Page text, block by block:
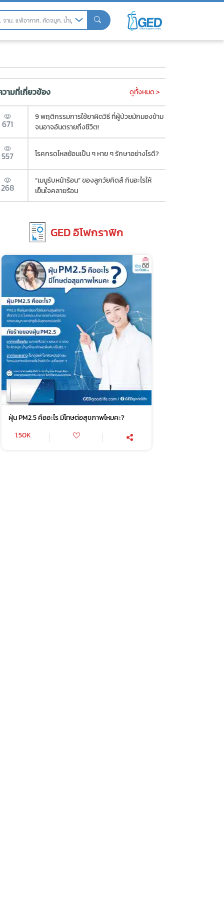
ามที่เกี่ยวข้อง ดูทั้งหมด >
671
9 พฤติกรรมการใช้ยาผิดวิธี ที่ผู้ป่วยมักมองข้าม
จนอาจอันตรายถึงชีวิต!
557 โรคกรดไหลย้อนเป็น ๆ หาย ๆ รักษาอย่างไรดี?
268
“เมนูรับหน้าร้อน” ของลูกวัยคิดส์ กินอะไรให้
เย็นใจคลายร้อน
GED อิโฟกราฟิก
ฝุ่น PM2.5 คืออะไร มีโทษต่อสุขภาพไหมคะ?
1.50K